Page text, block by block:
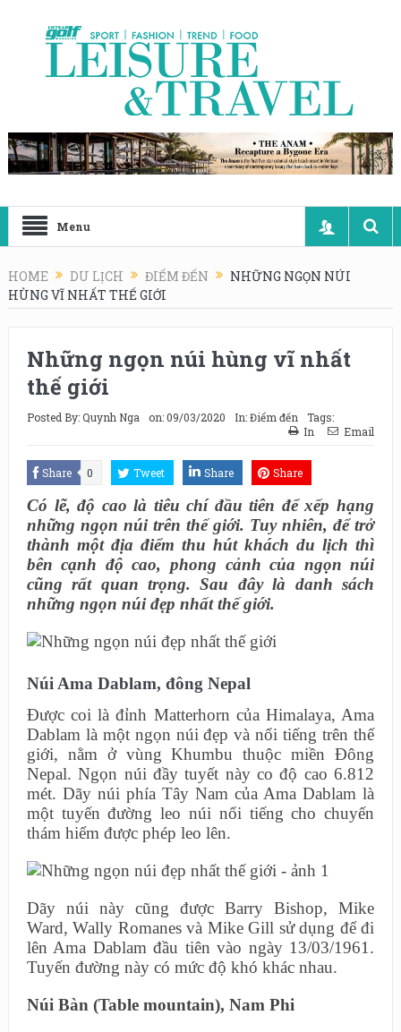
Menu
HOME DU LỊCH ĐIỂM ĐẾN
NHỮNG NGỌN NÚI
HÙNG VĨ NHẤT THẾ GIỚI
Những ngọn núi hùng vĩ nhất
thế giới
Posted By:Quynh Nga on:09/03/2020 In:Điểm đến
Tags:
In
Email
Share 0 Tweet Share Share
Có lẽ, độ cao là tiêu chí đầu tiên để xếp hạng
những ngọn núi trên thế giới. Tuy nhiên, để trở
thành một địa điểm thu hút khách du lịch thì
bên cạnh độ cao, phong cảnh của ngọn núi
cũng rất quan trọng. Sau đây là danh sách
những ngọn núi đẹp nhất thế giới.
Núi Ama Dablam, đông Nepal
Được coi là đỉnh Matterhorn của Himalaya, Ama
Dablam là một ngọn núi đẹp và nổi tiếng trên thế
giới, nằm ở vùng Khumbu thuộc miền Đông
Nepal. Ngọn núi đầy tuyết này co độ cao 6.812
mét. Dãy núi phía Tây Nam của Ama Dablam là
một tuyến đường leo núi nổi tiếng cho chuyến
thám hiểm được phép leo lên.
Dãy núi này cũng được Barry Bishop, Mike
Ward, Wally Romanes và Mike Gill sử dụng để đi
lên Ama Dablam đầu tiên vào ngày 13/03/1961.
Tuyến đường này có mức độ khó khác nhau.
Núi Bàn (Table mountain), Nam Phi